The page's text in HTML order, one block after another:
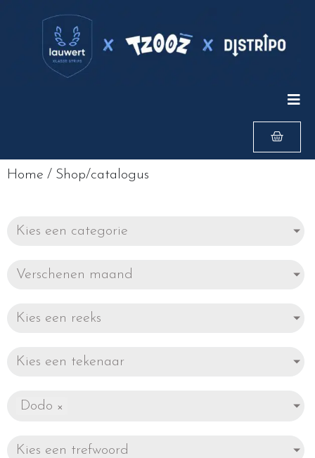
Home / Shop/catalogus
Kies een categorie
Verschenen maand
Kies een reeks
Kies een tekenaar
Dodo ×
Kies een trefwoord